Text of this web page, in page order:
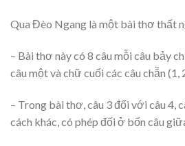
Qua Đèo Ngang là một bài thơ thất
– Bài thơ này có 8 câu mỗi câu bảy
câu một và chữ cuối các câu chẵn (1,
– Trong bài thơ, câu 3 đối với câu 4,
cách khác, có phép đối ở bốn câu